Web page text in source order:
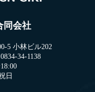
同会社
5 小林ビル202
34-1138
日